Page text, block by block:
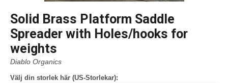
Solid Brass Platform Saddle
Spreader with Holes/hooks for
weights
Diablo Organics
Välj din storlek här (US-Storlekar):